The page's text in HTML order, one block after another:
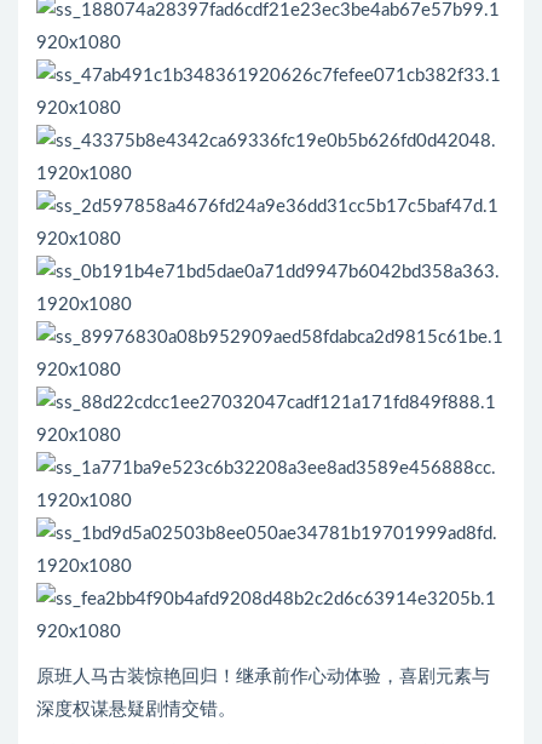
原班人马古装惊艳回归！继承前作心动体验，喜剧元素与
深度权谋悬疑剧情交错。